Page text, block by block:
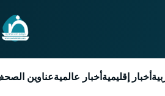
أخبار إقليمية أخبار عالميةعناوين